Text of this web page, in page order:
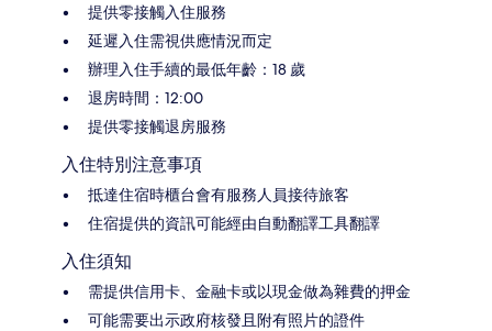
提供零接觸入住服務
延遲入住需視供應情況而定
辦理入住手續的最低年齡：18 歲
退房時間：12:00
提供零接觸退房服務
入住特別注意事項
抵達住宿時櫃台會有服務人員接待旅客
住宿提供的資訊可能經由自動翻譯工具翻譯
入住須知
需提供信用卡、金融卡或以現金做為雜費的押金
可能需要出示政府核發且附有照片的證件